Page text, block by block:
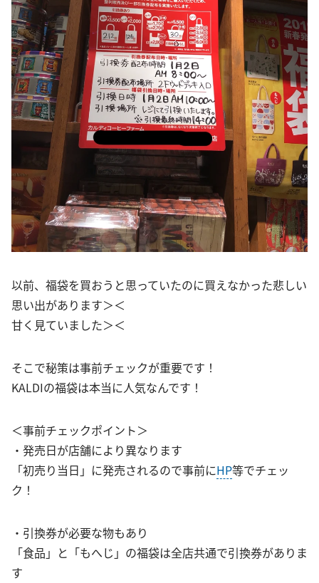
以前、福袋を買おうと思っていたのに買えなかった悲しい
思い出があります＞＜
甘く見ていました＞＜
そこで秘策は事前チェックが重要です！
KALDIの福袋は本当に人気なんです！
＜事前チェックポイント＞
・発売日が店舗により異なります
「初売り当日」に発売されるので事前にHP等でチェッ
ク！
・引換券が必要な物もあり
「食品」と「もへじ」の福袋は全店共通で引換券がありま
す